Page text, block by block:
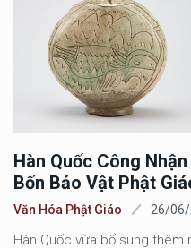
Hàn Quốc Công
Bốn Bảo Vật Phật
Văn Hóa Phật Giáo 26/
Hàn Quốc vừa bổ sung thêm